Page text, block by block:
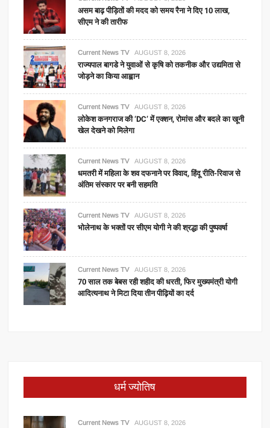
असम बाढ़ पीड़ितों की मदद को समय रैना ने दिए 10 लाख,
सीएम ने की तारीफ
Current News TV AUGUST 8, 2026
राज्यपाल बागडे ने युवाओं से कृषि को तकनीक और उद्यमिता से
जोड़ने का किया आह्वान
Current News TV AUGUST 8, 2026
लोकेश कनगराज की ‘DC’ में एक्शन, रोमांस और बदले का खूनी
खेल देखने को मिलेगा
Current News TV AUGUST 8, 2026
धमतरी में महिला के शव दफनाने पर विवाद, हिंदू रीति-रिवाज से
अंतिम संस्कार पर बनी सहमति
Current News TV AUGUST 8, 2026
भोलेनाथ के भक्तों पर सीएम योगी ने की श्रद्धा की पुष्पवर्षा
Current News TV AUGUST 8, 2026
70 साल तक बेबस रही शहीद की धरती, फिर मुख्यमंत्री योगी
आदित्यनाथ ने मिटा दिया तीन पीढ़ियों का दर्द
धर्म ज्योतिष
Current News TV AUGUST 8, 2026